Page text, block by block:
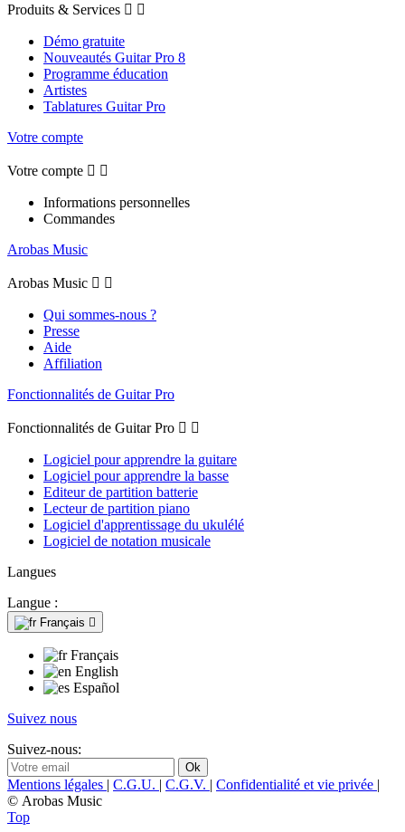
Produits & Services  
Démo gratuite
Nouveautés Guitar Pro 8
Programme éducation
Artistes
Tablatures Guitar Pro
Votre compte
Votre compte  
Informations personnelles
Commandes
Arobas Music
Arobas Music  
Qui sommes-nous ?
Presse
Aide
Affiliation
Fonctionnalités de Guitar Pro
Fonctionnalités de Guitar Pro  
Logiciel pour apprendre la guitare
Logiciel pour apprendre la basse
Editeur de partition batterie
Lecteur de partition piano
Logiciel d'apprentissage du ukulélé
Logiciel de notation musicale
Langues
Langue :
Français 
Français
English
Español
Suivez nous
Suivez-nous:
Mentions légales | C.G.U. | C.G.V. | Confidentialité et vie privée |
© Arobas Music
Top